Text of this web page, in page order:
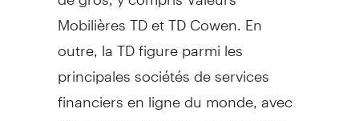
Mobilières TD et TD Cowen. En
outre, la TD figure parmi les
principales sociétés de services
financiers en ligne du monde, avec